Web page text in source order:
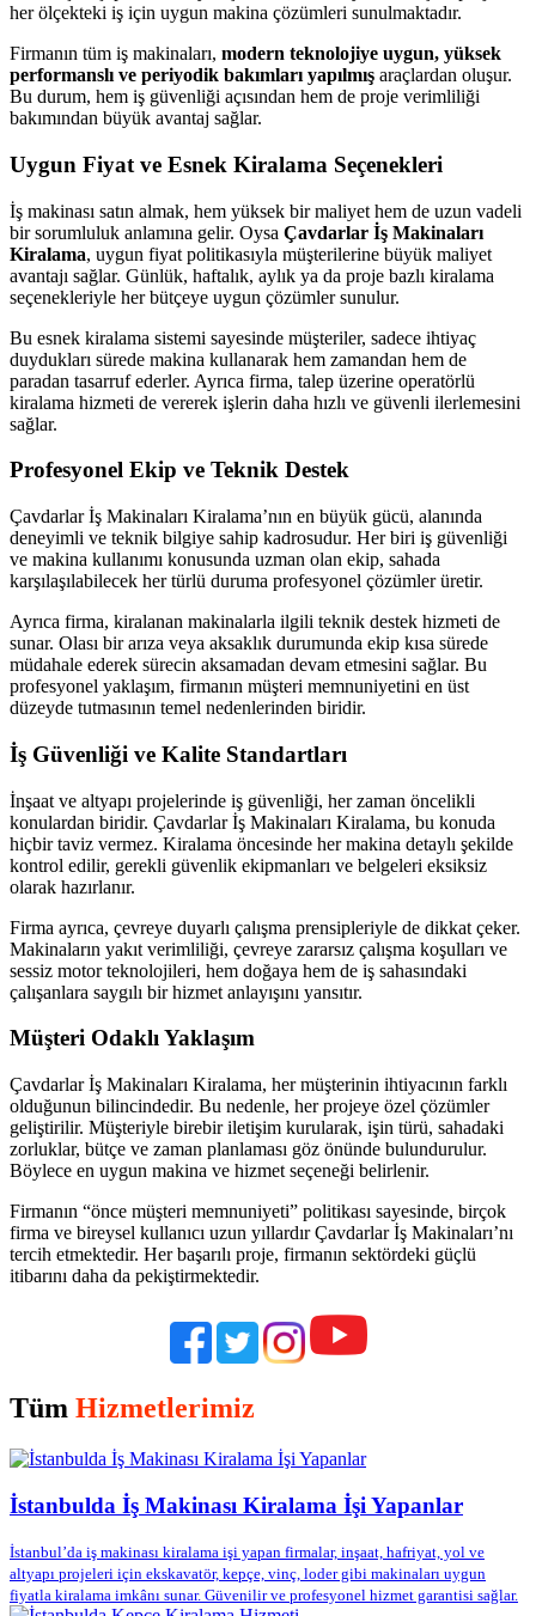
her ölçekteki iş için uygun makina çözümleri sunulmaktadır.
Firmanın tüm iş makinaları, modern teknolojiye uygun, yüksek
performanslı ve periyodik bakımları yapılmış araçlardan oluşur.
Bu durum, hem iş güvenliği açısından hem de proje verimliliği
bakımından büyük avantaj sağlar.
Uygun Fiyat ve Esnek Kiralama Seçenekleri
İş makinası satın almak, hem yüksek bir maliyet hem de uzun vadeli
bir sorumluluk anlamına gelir. Oysa Çavdarlar İş Makinaları
Kiralama, uygun fiyat politikasıyla müşterilerine büyük maliyet
avantajı sağlar. Günlük, haftalık, aylık ya da proje bazlı kiralama
seçenekleriyle her bütçeye uygun çözümler sunulur.
Bu esnek kiralama sistemi sayesinde müşteriler, sadece ihtiyaç
duydukları sürede makina kullanarak hem zamandan hem de
paradan tasarruf ederler. Ayrıca firma, talep üzerine operatörlü
kiralama hizmeti de vererek işlerin daha hızlı ve güvenli ilerlemesini
sağlar.
Profesyonel Ekip ve Teknik Destek
Çavdarlar İş Makinaları Kiralama’nın en büyük gücü, alanında
deneyimli ve teknik bilgiye sahip kadrosudur. Her biri iş güvenliği
ve makina kullanımı konusunda uzman olan ekip, sahada
karşılaşılabilecek her türlü duruma profesyonel çözümler üretir.
Ayrıca firma, kiralanan makinalarla ilgili teknik destek hizmeti de
sunar. Olası bir arıza veya aksaklık durumunda ekip kısa sürede
müdahale ederek sürecin aksamadan devam etmesini sağlar. Bu
profesyonel yaklaşım, firmanın müşteri memnuniyetini en üst
düzeyde tutmasının temel nedenlerinden biridir.
İş Güvenliği ve Kalite Standartları
İnşaat ve altyapı projelerinde iş güvenliği, her zaman öncelikli
konulardan biridir. Çavdarlar İş Makinaları Kiralama, bu konuda
hiçbir taviz vermez. Kiralama öncesinde her makina detaylı şekilde
kontrol edilir, gerekli güvenlik ekipmanları ve belgeleri eksiksiz
olarak hazırlanır.
Firma ayrıca, çevreye duyarlı çalışma prensipleriyle de dikkat çeker.
Makinaların yakıt verimliliği, çevreye zararsız çalışma koşulları ve
sessiz motor teknolojileri, hem doğaya hem de iş sahasındaki
çalışanlara saygılı bir hizmet anlayışını yansıtır.
Müşteri Odaklı Yaklaşım
Çavdarlar İş Makinaları Kiralama, her müşterinin ihtiyacının farklı
olduğunun bilincindedir. Bu nedenle, her projeye özel çözümler
geliştirilir. Müşteriyle birebir iletişim kurularak, işin türü, sahadaki
zorluklar, bütçe ve zaman planlaması göz önünde bulundurulur.
Böylece en uygun makina ve hizmet seçeneği belirlenir.
Firmanın “önce müşteri memnuniyeti” politikası sayesinde, birçok
firma ve bireysel kullanıcı uzun yıllardır Çavdarlar İş Makinaları’nı
tercih etmektedir. Her başarılı proje, firmanın sektördeki güçlü
itibarını daha da pekiştirmektedir.
Tüm Hizmetlerimiz
İstanbulda İş Makinası Kiralama İşi Yapanlar
İstanbul’da iş makinası kiralama işi yapan firmalar, inşaat, hafriyat, yol ve
altyapı projeleri için ekskavatör, kepçe, vinç, loder gibi makinaları uygun
fiyatla kiralama imkânı sunar. Güvenilir ve profesyonel hizmet garantisi sağlar.